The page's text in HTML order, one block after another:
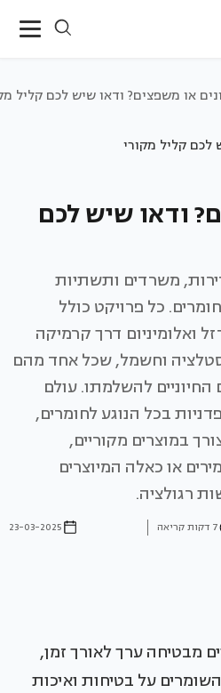
או משפצים? ודאו שיש לכם קליל
ודאו שיש לכם
משרדים ותשתיות
כל פרויקט כולל
ואלומיניום דרך קרמיקה
וחשמל, שכל אחד מהם
החיוניים להשלמתו. עולם
בכל הנוגע לחומרים,
במוצרים מקוריים,
או כאלה המיוצרים
רגולציה.
7 דקות קריאה 23-03-2025
מבטיחה ערך לאורך זמן,
על בטיחות ואיכות